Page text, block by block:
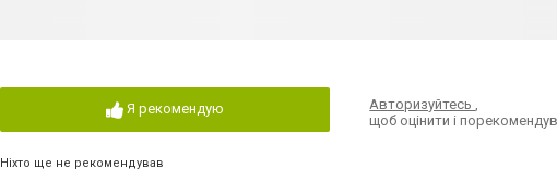
Я рекомендую
Ніхто ще не рекомендував
Авторизуйтесь,
щоб оцінити і